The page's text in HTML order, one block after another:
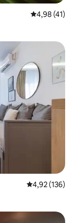
4,98 de uma
4,98 (41)
4,92 de uma
4,92 (136)